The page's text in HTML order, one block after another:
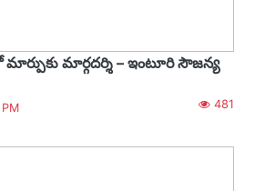
మార్గదర్శి – ఇంటూరి సౌజన్య
481